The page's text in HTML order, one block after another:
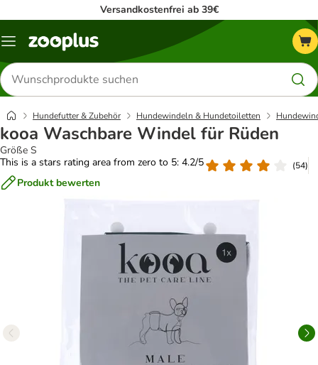
Versandkostenfrei ab 39€
Menü
Produkte
suchen
Hundefutter & Zubehör Hundewindeln & Hundetoiletten
kooa Waschbare Windel für Rüden
Größe S
This is a stars rating area from zero to 5: 4.2/5
(54)
Produkt bewerten